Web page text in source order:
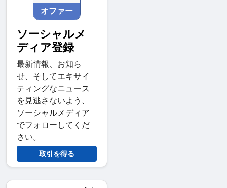
オファー
ソーシャルメ
ディア登録
最新情報、お知ら
せ、そしてエキサイ
ティングなニュース
を見逃さないよう、
ソーシャルメディア
でフォローしてくだ
さい。
取引を得る